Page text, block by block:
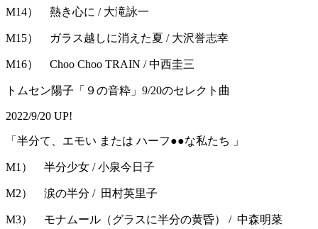
M14） 熱き心に / 大滝詠一
M15） ガラス越しに消えた夏 / 大沢誉志幸
M16） Choo Choo TRAIN / 中西圭三
トムセン陽子「９の音粋」9/20のセレクト曲
2022/9/20 UP!
「半分て、エモい または ハーフ●●な私たち 」
M1） 半分少女 / 小泉今日子
M2） 涙の半分 / 田村英里子
M3） モナムール（グラスに半分の黄昏） / 中森明菜